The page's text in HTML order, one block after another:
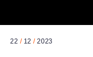
22 12 2023